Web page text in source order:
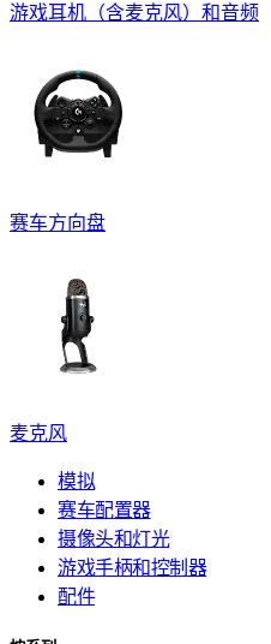
游戏耳机（含麦克风）和音频
赛车方向盘
麦克风
模拟
赛车配置器
摄像头和灯光
游戏手柄和控制器
配件